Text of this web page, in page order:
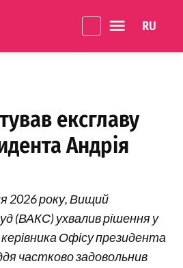
Життя
ексглаву
Андрія
2026 року, Вищий
(ВАКС) ухвалив рішення у
Офісу президента
частково задовольнив